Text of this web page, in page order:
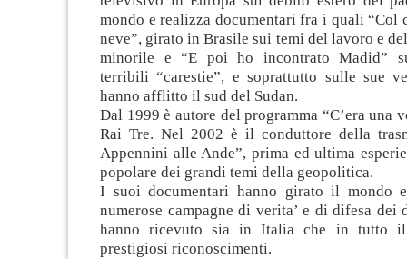
mondo e realizza documentari fra i quali “Col
neve”, girato in Brasile sui temi del lavoro e
minorile e “E poi ho incontrato Madid”
terribili “carestie”, e soprattutto sulle sue
hanno afflitto il sud del Sudan.
Dal 1999 è autore del programma “C’era una
Rai Tre. Nel 2002 è il conduttore della
Appennini alle Ande”, prima ed ultima
popolare dei grandi temi della geopolitica.
I suoi documentari hanno girato il mondo e
numerose campagne di verita’ e di difesa dei
hanno ricevuto sia in Italia che in tutto
prestigiosi riconoscimenti.